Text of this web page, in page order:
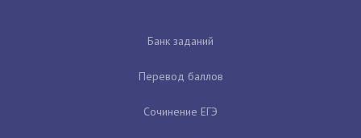
Банк заданий
Перевод баллов
Сочинение ЕГЭ